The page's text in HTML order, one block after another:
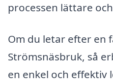
processen lättare
Om du letar efter en
Strömsnäsbruk, så
en enkel och